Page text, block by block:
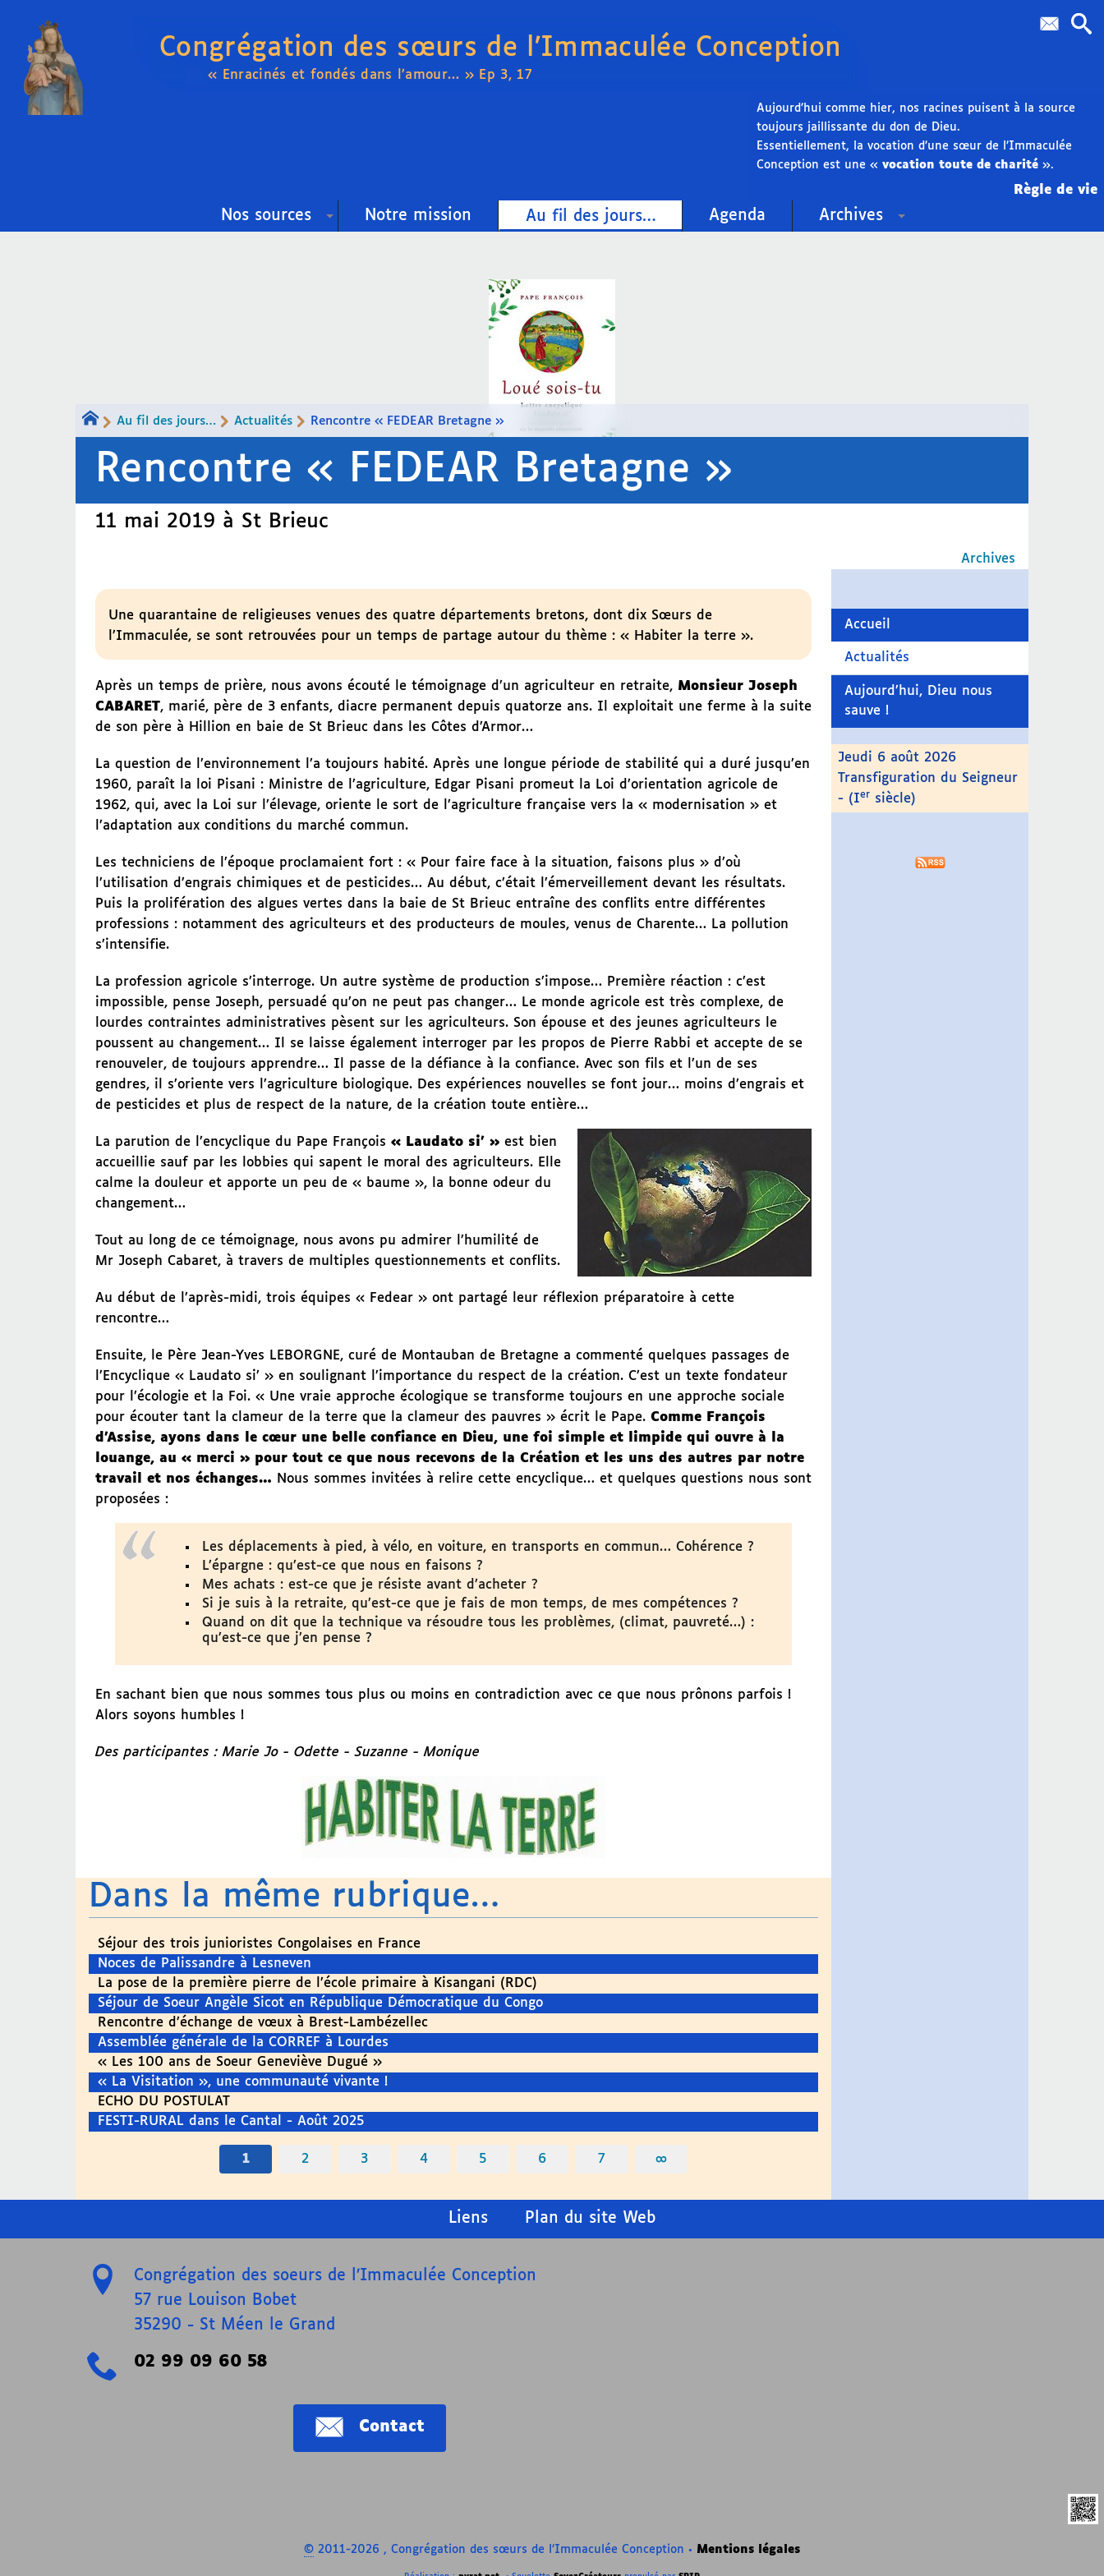
Congrégation des sœurs de l’Immaculée Conception
« Enracinés et fondés dans l’amour… » Ep 3, 17
Règle de vie
Aujourd’hui comme hier, nos racines puisent à la source
toujours jaillissante du don de Dieu.
Essentiellement, la vocation d’une sœur de l’Immaculée
Conception est une « vocation toute de charité».
Nos sources Notre mission Au fil des jours… Agenda Archives
Au fil des jours… Actualités Rencontre « FEDEAR Bretagne »
Rencontre « FEDEAR Bretagne »
11 mai 2019 à St Brieuc
Archives
Une quarantaine de religieuses venues des quatre départements bretons, dont dix Sœurs de
l’Immaculée, se sont retrouvées pour un temps de partage autour du thème : « Habiter la terre ».
Après un temps de prière, nous avons écouté le témoignage d’un agriculteur en retraite, Monsieur Joseph
CABARET, marié, père de 3 enfants, diacre permanent depuis quatorze ans. Il exploitait une ferme à la suite
de son père à Hillion en baie de St Brieuc dans les Côtes d’Armor…
La question de l’environnement l’a toujours habité. Après une longue période de stabilité qui a duré jusqu’en
1960, paraît la loi Pisani : Ministre de l’agriculture, Edgar Pisani promeut la Loi d’orientation agricole de
1962, qui, avec la Loi sur l’élevage, oriente le sort de l’agriculture française vers la « modernisation » et
l’adaptation aux conditions du marché commun.
Les techniciens de l’époque proclamaient fort : « Pour faire face à la situation, faisons plus » d’où
l’utilisation d’engrais chimiques et de pesticides… Au début, c’était l’émerveillement devant les résultats.
Puis la prolifération des algues vertes dans la baie de St Brieuc entraîne des conflits entre différentes
professions : notamment des agriculteurs et des producteurs de moules, venus de Charente… La pollution
s’intensifie.
La profession agricole s’interroge. Un autre système de production s’impose… Première réaction : c’est
impossible, pense Joseph, persuadé qu’on ne peut pas changer… Le monde agricole est très complexe, de
lourdes contraintes administratives pèsent sur les agriculteurs. Son épouse et des jeunes agriculteurs le
poussent au changement… Il se laisse également interroger par les propos de Pierre Rabbi et accepte de se
renouveler, de toujours apprendre… Il passe de la défiance à la confiance. Avec son fils et l’un de ses
gendres, il s’oriente vers l’agriculture biologique. Des expériences nouvelles se font jour… moins d’engrais et
de pesticides et plus de respect de la nature, de la création toute entière…
La parution de l’encyclique du Pape François « Laudato si’ » est bien
accueillie sauf par les lobbies qui sapent le moral des agriculteurs. Elle
calme la douleur et apporte un peu de « baume », la bonne odeur du
changement…
Tout au long de ce témoignage, nous avons pu admirer l’humilité de
Mr Joseph Cabaret, à travers de multiples questionnements et conflits.
Au début de l’après-midi, trois équipes « Fedear » ont partagé leur réflexion préparatoire à cette
rencontre…
Ensuite, le Père Jean-Yves LEBORGNE, curé de Montauban de Bretagne a commenté quelques passages de
l’Encyclique « Laudato si’ » en soulignant l’importance du respect de la création. C’est un texte fondateur
pour l’écologie et la Foi. « Une vraie approche écologique se transforme toujours en une approche sociale
pour écouter tant la clameur de la terre que la clameur des pauvres » écrit le Pape. Comme François
d’Assise, ayons dans le cœur une belle confiance en Dieu, une foi simple et limpide qui ouvre à la
louange, au « merci » pour tout ce que nous recevons de la Création et les uns des autres par notre
travail et nos échanges… Nous sommes invitées à relire cette encyclique… et quelques questions nous sont
proposées :
Les déplacements à pied, à vélo, en voiture, en transports en commun… Cohérence ?
L’épargne : qu’est-ce que nous en faisons ?
Mes achats : est-ce que je résiste avant d’acheter ?
Si je suis à la retraite, qu’est-ce que je fais de mon temps, de mes compétences ?
Quand on dit que la technique va résoudre tous les problèmes, (climat, pauvreté…) :
qu’est-ce que j’en pense ?
En sachant bien que nous sommes tous plus ou moins en contradiction avec ce que nous prônons parfois !
Alors soyons humbles !
Des participantes : Marie Jo - Odette - Suzanne - Monique
Dans la même rubrique…
Séjour des trois junioristes Congolaises en France
Noces de Palissandre à Lesneven
La pose de la première pierre de l’école primaire à Kisangani (RDC)
Séjour de Soeur Angèle Sicot en République Démocratique du Congo
Rencontre d’échange de vœux à Brest-Lambézellec
Assemblée générale de la CORREF à Lourdes
« Les 100 ans de Soeur Geneviève Dugué »
« La Visitation », une communauté vivante !
ECHO DU POSTULAT
FESTI-RURAL dans le Cantal - Août 2025
1 2 3 4 5 6 7 ∞
Accueil
Actualités
Aujourd’hui, Dieu nous
sauve !
Jeudi 6 août 2026
Transfiguration du Seigneur
- (Ier siècle)
Liens Plan du site Web
Congrégation des soeurs de l’Immaculée Conception
57 rue Louison Bobet
35290 - St Méen le Grand
02 99 09 60 58
Contact
© 2011-2026 , Congrégation des sœurs de l’Immaculée Conception • Mentions légales